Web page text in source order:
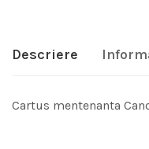
Descriere
Cartus mentenanta